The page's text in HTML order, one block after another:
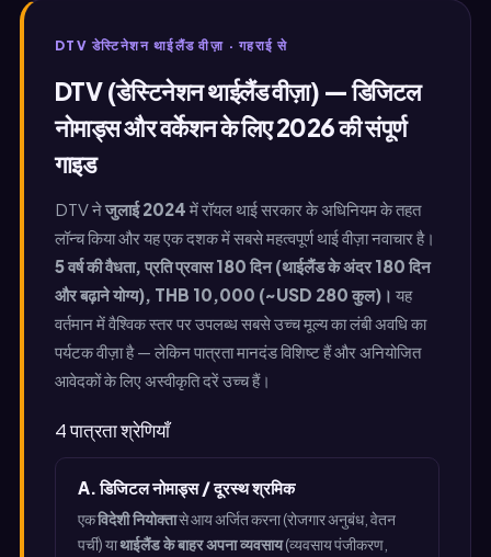
DTV डेस्टिनेशन थाईलैंड वीज़ा · गहराई से
DTV (डेस्टिनेशन थाईलैंड वीज़ा) — डिजिटल
नोमाड्स और वर्केशन के लिए 2026 की संपूर्ण
गाइड
DTV नेजुलाई 2024 में रॉयल थाई सरकार के अधिनियम के तहत
लॉन्च किया और यह एक दशक में सबसे महत्वपूर्ण थाई वीज़ा नवाचार है।
5 वर्ष की वैधता, प्रति प्रवास 180 दिन (थाईलैंड के अंदर 180 दिन
और बढ़ाने योग्य), THB 10,000 (~USD 280 कुल)। यह
वर्तमान में वैश्विक स्तर पर उपलब्ध सबसे उच्च मूल्य का लंबी अवधि का
पर्यटक वीज़ा है — लेकिन पात्रता मानदंड विशिष्ट हैं और अनियोजित
आवेदकों के लिए अस्वीकृति दरें उच्च हैं।
4 पात्रता श्रेणियाँ
A. डिजिटल नोमाड्स / दूरस्थ श्रमिक
एकविदेशी नियोक्तासे आय अर्जित करना (रोजगार अनुबंध, वेतन
पर्ची) याथाईलैंड के बाहर अपना व्यवसाय(व्यवसाय पंजीकरण,